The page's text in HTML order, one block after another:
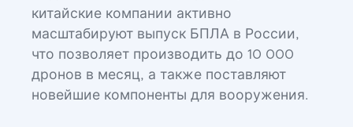
китайские компании активно
масштабируют выпуск БПЛА в России,
что позволяет производить до 10 000
дронов в месяц, а также поставляют
новейшие компоненты для вооружения.